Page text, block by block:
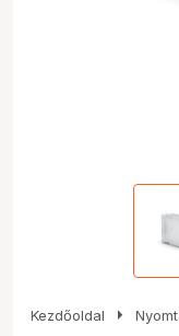
Kezdőoldal arrow_right